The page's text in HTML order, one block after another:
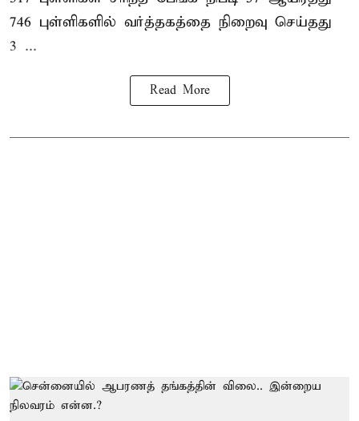
746 புள்ளிகளில் வர்த்தகத்தை நிறைவு செய்தது
3 ...
Read More